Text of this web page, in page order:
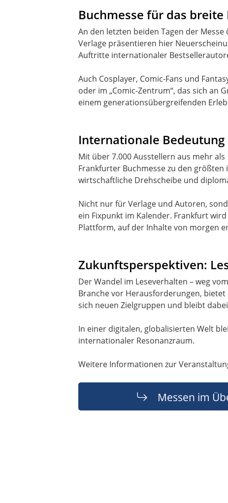
Buchmesse für das
An den letzten beiden Tagen der
Verlage präsentieren hier
Auftritte internationaler
Auch Cosplayer, Comic-Fans und
oder im „Comic-Zentrum“, das sich an
einem generationsübergreifenden
Internationale
Mit über 7.000 Ausstellern aus mehr
Frankfurter Buchmesse zu den
wirtschaftliche Drehscheibe und
Nicht nur für Verlage und Autoren,
ein Fixpunkt im Kalender. Frankfurt
Zukunftsperspektiven:
Der Wandel im Leseverhalten – weg
Branche vor Herausforderungen,
sich neuen Zielgruppen und bleibt
In einer digitalen, globalisierten Welt
internationaler Resonanzraum.
Weitere Informationen zur
Messen im